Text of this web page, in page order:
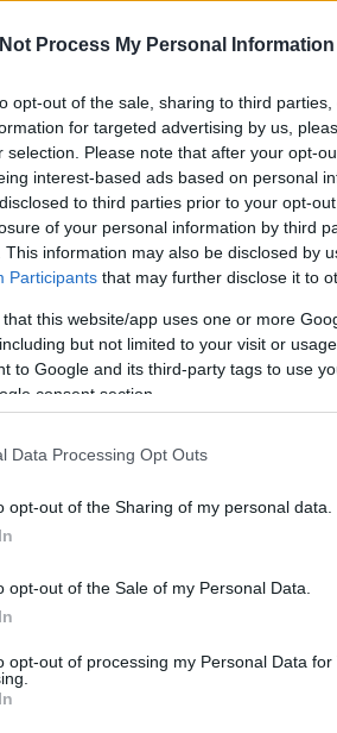
Process My Personal Information
opt-out of the sale, sharing to third
for targeted advertising by us,
selection. Please note that after your opt-
interest-based ads based on personal
to third parties prior to your opt-
of your personal information by third
This information may also be disclosed by
Participants that may further disclose it to
that this website/app uses one or more
but not limited to your visit or
to Google and its third-party tags to use
consent section.
Data Processing Opt Outs
opt-out of the Sharing of my personal data.
opt-out of the Sale of my Personal Data.
opt-out of processing my Personal Data for
először a Hajón.
akkor ezt írnánk ki mindenhová
egy alkotótér, az A38 belakása,
a 30Y-nal.
pólógyár - 30Y Egy hét a